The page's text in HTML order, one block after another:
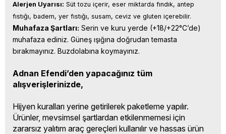
Alerjen Uyarısı: Süt tozu içerir, eser miktarda fındık, antep
fıstığı, badem, yer fıstığı, susam, ceviz ve gluten içerebilir.
Muhafaza Şartları: Serin ve kuru yerde (+18/+22°C’de)
muhafaza ediniz. Güneş ışığına doğrudan temasta
bırakmayınız. Buzdolabına koymayınız.
Adnan Efendi’den yapacağınız tüm
alışverişlerinizde,
Hijyen kuralları yerine getirilerek paketleme yapılır.
Ürünler, mevsimsel şartlardan etkilenmemesi için
zararsız yalıtım araç gereçleri kullanılır ve hassas ürün